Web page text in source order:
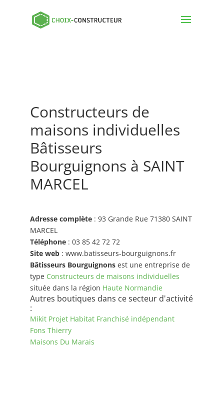
Constructeurs de
maisons individuelles
Bâtisseurs
Bourguignons à SAINT
MARCEL
Adresse complète: 93 Grande Rue 71380 SAINT
MARCEL
Téléphone: 03 85 42 72 72
Site web: www.batisseurs-bourguignons.fr
Bâtisseurs Bourguignonsest une entreprise de
type Constructeurs de maisons individuelles
située dans la région Haute Normandie
Autres boutiques dans ce secteur d'activité
:
Mikit Projet Habitat Franchisé indépendant
Fons Thierry
Maisons Du Marais